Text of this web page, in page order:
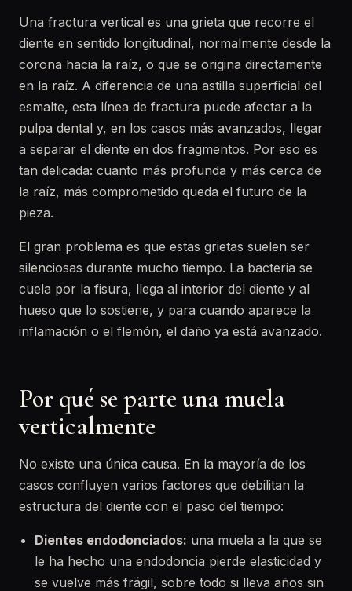
Una fractura vertical es una grieta que recorre el
diente en sentido longitudinal, normalmente desde la
corona hacia la raíz, o que se origina directamente
en la raíz. A diferencia de una astilla superficial del
esmalte, esta línea de fractura puede afectar a la
pulpa dental y, en los casos más avanzados, llegar
a separar el diente en dos fragmentos. Por eso es
tan delicada: cuanto más profunda y más cerca de
la raíz, más comprometido queda el futuro de la
pieza.
El gran problema es que estas grietas suelen ser
silenciosas durante mucho tiempo. La bacteria se
cuela por la fisura, llega al interior del diente y al
hueso que lo sostiene, y para cuando aparece la
inflamación o el flemón, el daño ya está avanzado.
Por qué se parte una muela
verticalmente
No existe una única causa. En la mayoría de los
casos confluyen varios factores que debilitan la
estructura del diente con el paso del tiempo:
Dientes endodonciados: una muela a la que se
le ha hecho una endodoncia pierde elasticidad y
se vuelve más frágil, sobre todo si lleva años sin